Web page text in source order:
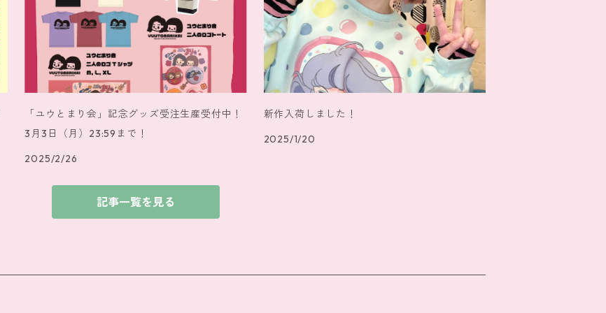
「ユウとまり会」記念グッズ受注生産受付中！
3月3日（月）23:59まで！
2025/2/26
新作入荷しました！
2025/1/20
記事一覧を見る